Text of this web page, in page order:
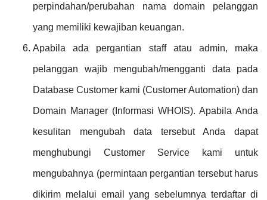
perpindahan/perubahan nama domain pelanggan
yang memiliki kewajiban keuangan.
Apabila ada pergantian staff atau admin, maka
pelanggan wajib mengubah/mengganti data pada
Database Customer kami (Customer Automation) dan
Domain Manager (Informasi WHOIS). Apabila Anda
kesulitan mengubah data tersebut Anda dapat
menghubungi Customer Service kami untuk
mengubahnya (permintaan pergantian tersebut harus
dikirim melalui email yang sebelumnya terdaftar di